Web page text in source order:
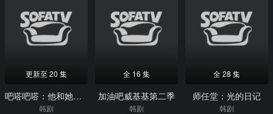
更新至 20 集
吧嗒吧嗒：他和她心跳的声音
韩剧
全 16 集
加油吧威基基第二季
韩剧
全 28 集
师任堂：光的日记
韩剧